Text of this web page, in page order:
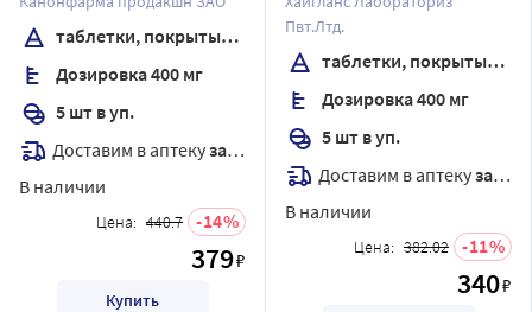
оболочкой
таблетки, покрытые пленочной оболочкой
Дозировка 400 мг
5 шт в уп.
Доставим в аптекузавтра
В наличии
Цена: 440.7 14
379₽
Купить
Пвт.Лтд.
таблетки, покрытые пленочной оболочкой
Дозировка 400 мг
5 шт в уп.
Доставим в аптекузавтра
В наличии
Цена: 382.02 11
340₽